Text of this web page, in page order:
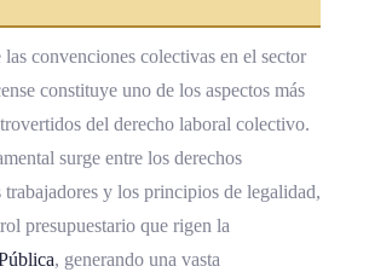
convenciones colectivas en el sector
constituye uno de los aspectos más
del derecho laboral colectivo.
surge entre los derechos
y los principios de legalidad,
presupuestario que rigen la
, generando una vasta